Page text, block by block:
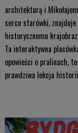
architekturą i
sercu starówki,
historycznemu
Ta interaktywna
opowieści o pralinach,
prawdziwa lekcja